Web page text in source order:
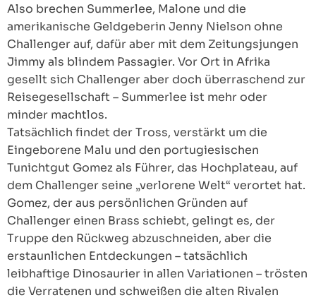
Also brechen Summerlee, Malone und die
amerikanische Geldgeberin Jenny Nielson ohne
Challenger auf, dafür aber mit dem Zeitungsjungen
Jimmy als blindem Passagier. Vor Ort in Afrika
gesellt sich Challenger aber doch überraschend zur
Reisegesellschaft – Summerlee ist mehr oder
minder machtlos.
Tatsächlich findet der Tross, verstärkt um die
Eingeborene Malu und den portugiesischen
Tunichtgut Gomez als Führer, das Hochplateau, auf
dem Challenger seine „verlorene Welt“ verortet hat.
Gomez, der aus persönlichen Gründen auf
Challenger einen Brass schiebt, gelingt es, der
Truppe den Rückweg abzuschneiden, aber die
erstaunlichen Entdeckungen – tatsächlich
leibhaftige Dinosaurier in allen Variationen – trösten
die Verratenen und schweißen die alten Rivalen